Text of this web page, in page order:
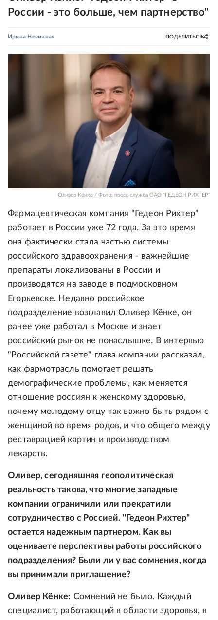
России - это больше, чем партнерство"
Ирина Невинная ПОДЕЛИТЬСЯ
Оливер Кёнке / Фото: пресс-служба ОАО "ГЕДЕОН РИХТЕР"
Фармацевтическая компания "Гедеон Рихтер"
работает в России уже 72 года. За это время
она фактически стала частью системы
российского здравоохранения - важнейшие
препараты локализованы в России и
производятся на заводе в подмосковном
Егорьевске. Недавно российское
подразделение возглавил Оливер Кёнке, он
ранее уже работал в Москве и знает
российский рынок не понаслышке. В интервью
"Российской газете" глава компании рассказал,
как фармотрасль помогает решать
демографические проблемы, как меняется
отношение россиян к женскому здоровью,
почему молодому отцу так важно быть рядом с
женщиной во время родов, и что общего между
реставрацией картин и производством
лекарств.
Оливер, сегодняшняя геополитическая
реальность такова, что многие западные
компании ограничили или прекратили
сотрудничество с Россией. "Гедеон Рихтер"
остается надежным партнером. Как вы
оцениваете перспективы работы российского
подразделения? Были ли у вас сомнения, когда
вы принимали приглашение?
Оливер Кёнке: Сомнений не было. Каждый
специалист, работающий в области здоровья, в